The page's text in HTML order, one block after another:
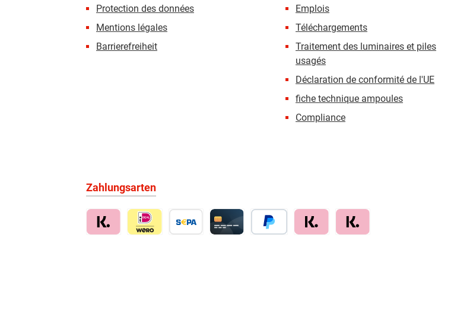
Protection des données
Mentions légales
Barrierefreiheit
Emplois
Téléchargements
Traitement des luminaires et piles
usagés
Déclaration de conformité de l'UE
fiche technique ampoules
Compliance
Zahlungsarten